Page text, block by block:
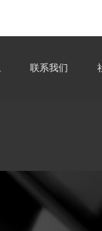
联系我们